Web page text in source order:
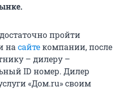
пройти
на сайтекомпании, после
– дилеру –
ID номер. Дилер
«Дом.ru» своим